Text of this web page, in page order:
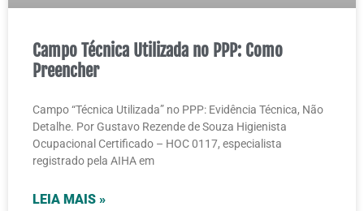
Campo Técnica Utilizada no PPP: Como
Preencher
Campo “Técnica Utilizada” no PPP: Evidência Técnica, Não
Detalhe. Por Gustavo Rezende de Souza Higienista
Ocupacional Certificado – HOC 0117, especialista
registrado pela AIHA em
LEIA MAIS »